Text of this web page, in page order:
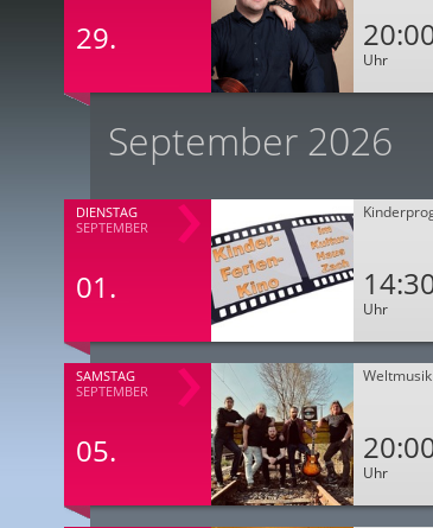
29.
Uhr
September 2026
DIENSTAG
SEPTEMBER
01.
Uhr
SAMSTAG
SEPTEMBER
05.
Weltmusik
Uhr